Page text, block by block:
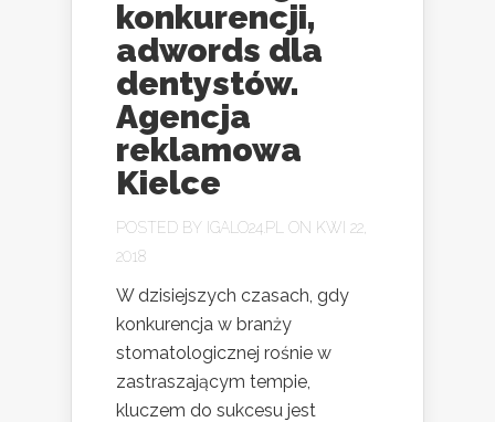
konkurencji,
adwords dla
dentystów.
Agencja
reklamowa
Kielce
POSTED BY IGALO24.PL
ON KWI 22,
2018
W dzisiejszych czasach, gdy
konkurencja w branży
stomatologicznej rośnie w
zastraszającym tempie,
kluczem do sukcesu jest